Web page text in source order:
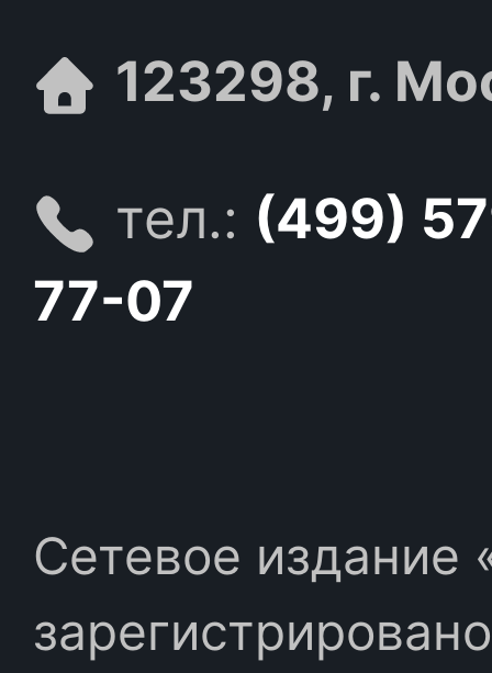
123298, г.
тел.: (499)
77-07
Сетевое издание